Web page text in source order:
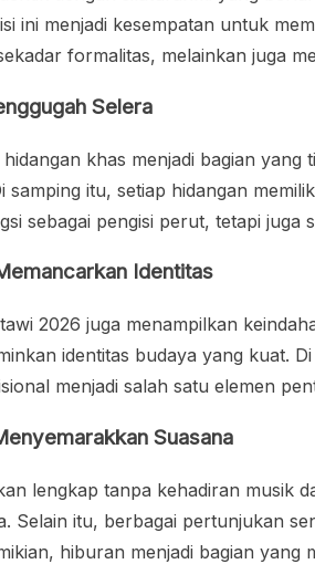
ini menjadi kesempatan untuk
formalitas, melainkan juga
Selera
khas menjadi bagian
samping itu, setiap hidangan
sebagai pengisi perut, tetapi juga
Identitas
2026 juga menampilkan
identitas budaya yang kuat.
menjadi salah satu elemen
Suasana
lengkap tanpa kehadiran musik
Selain itu, berbagai pertunjukan
hiburan menjadi bagian yang